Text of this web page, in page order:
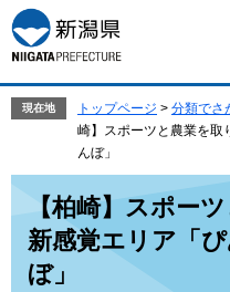
ー
ジ
の
す。
ニ
ュ
ー
し
現在地 トップページ > 分類でさ
崎】スポーツと農業を取
んぼ」
【柏崎】スポー
新感覚エリア「
ぼ」